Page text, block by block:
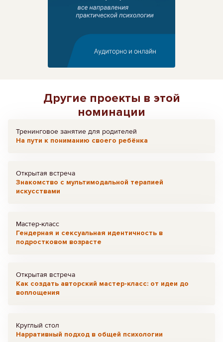
Другие проекты в этой
номинации
Тренинговое занятие для родителей
На пути к пониманию своего ребёнка
Открытая встреча
Знакомство с мультимодальной терапией
искусствами
Мастер-класс
Гендерная и сексуальная идентичность в
подростковом возрасте
Открытая встреча
Как создать авторский мастер-класс: от идеи до
воплощения
Круглый стол
Нарративный подход в общей психологии